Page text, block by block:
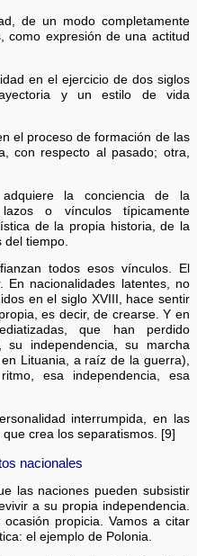
de un modo completamente
como expresión de una actitud
en el ejercicio de dos siglos
y un estilo de vida
el proceso de formación de las
con respecto al pasado; otra,
la conciencia de la
o vínculos típicamente
de la propia historia, de la
tiempo.
todos esos vínculos. El
En nacionalidades latentes, no
en el siglo XVIII, hace sentir
es decir, de crearse. Y en
que han perdido
independencia, su marcha
Lituania, a raíz de la guerra),
esa independencia, esa
interrumpida, en las
crea los separatismos. [9]
nacionales
las naciones pueden subsistir
a su propia independencia.
propicia. Vamos a citar
el ejemplo de Polonia.